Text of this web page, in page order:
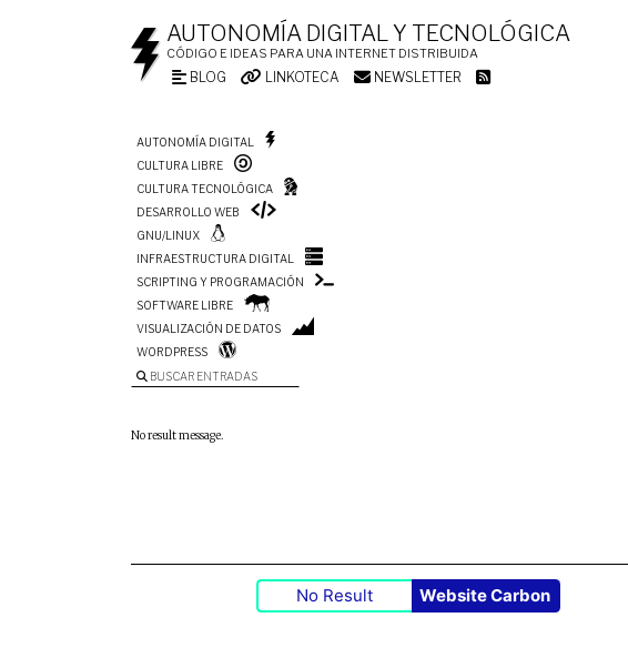
AUTONOMÍA DIGITAL Y TECNOLÓGICA
CÓDIGO E IDEAS PARA UNA INTERNET DISTRIBUIDA
BLOG LINKOTECA NEWSLETTER
AUTONOMÍA DIGITAL
CULTURA LIBRE
CULTURA TECNOLÓGICA
DESARROLLO WEB
GNU/LINUX
INFRAESTRUCTURA DIGITAL
SCRIPTING Y PROGRAMACIÓN
SOFTWARE LIBRE
VISUALIZACIÓN DE DATOS
WORDPRESS
BUSCAR ENTRADAS
No result message.
No Result Website Carbon